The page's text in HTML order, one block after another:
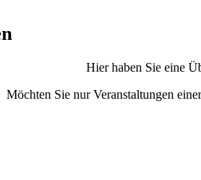
Hier haben Sie eine
Möchten Sie nur Veranstaltungen